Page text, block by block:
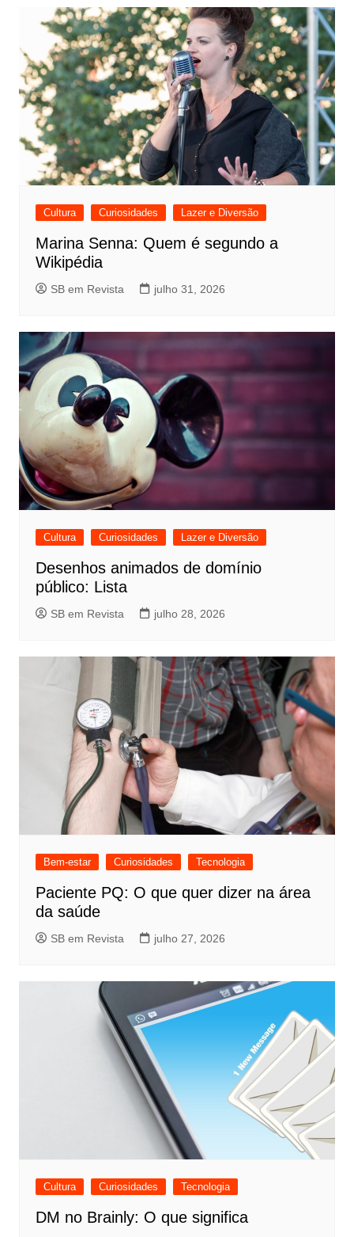
Cultura Curiosidades Lazer e Diversão
Marina Senna: Quem é segundo a
Wikipédia
SB em Revista julho 31, 2026
Cultura Curiosidades Lazer e Diversão
Desenhos animados de domínio
público: Lista
SB em Revista julho 28, 2026
Bem-estar Curiosidades Tecnologia
Paciente PQ: O que quer dizer na área
da saúde
SB em Revista julho 27, 2026
Cultura Curiosidades Tecnologia
DM no Brainly: O que significa